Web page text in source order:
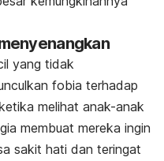
yang tidak
fobia terhadap
melihat anak-anak
membuat mereka ingin
sakit hati dan teringat